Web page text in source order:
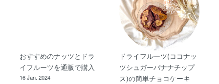
おすすめのナッツとドラ
イフルーツを通販で購入
16 Jan. 2024
ドライフルーツ(ココナッ
ツシュガーバナナチップ
ス)の簡単チョコケーキ